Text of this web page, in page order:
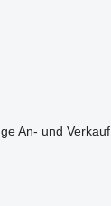
An- und Verkauf